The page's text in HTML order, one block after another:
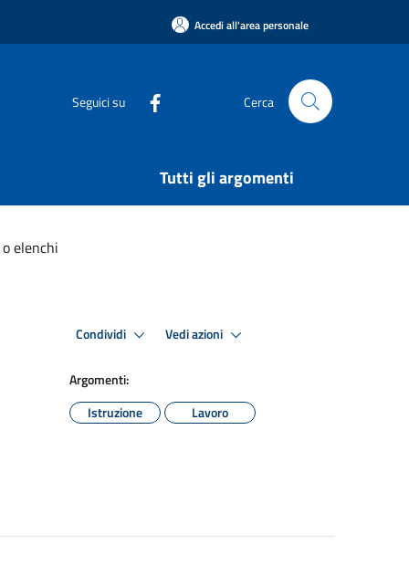
Accedi all'area personale
Seguici su Cerca
Tutti gli argomenti
elenchi
Condividi Vedi azioni
Argomenti:
Istruzione
Lavoro